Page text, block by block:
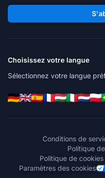
Choisissez votre langue
Sélectionnez votre langue
Conditions de
Politique
Politique de
Paramètres des cookies